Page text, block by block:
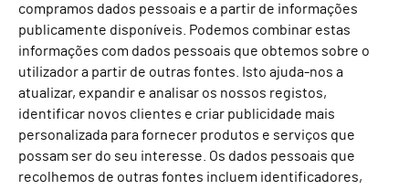
compramos dados pessoais e a partir de informações
publicamente disponíveis. Podemos combinar estas
informações com dados pessoais que obtemos sobre o
utilizador a partir de outras fontes. Isto ajuda-nos a
atualizar, expandir e analisar os nossos registos,
identificar novos clientes e criar publicidade mais
personalizada para fornecer produtos e serviços que
possam ser do seu interesse. Os dados pessoais que
recolhemos de outras fontes incluem identificadores,